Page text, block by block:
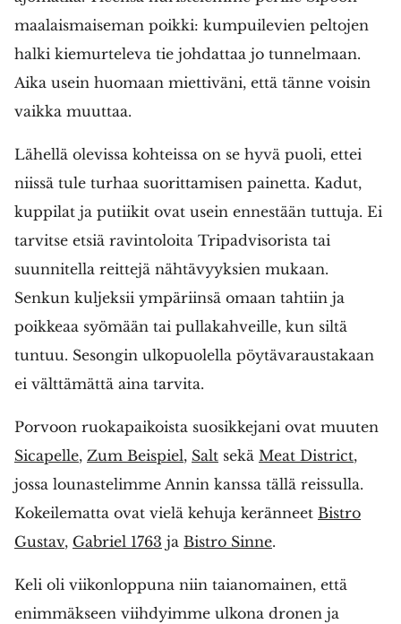
maalaismaiseman poikki: kumpuilevien peltojen
halki kiemurteleva tie johdattaa jo tunnelmaan.
Aika usein huomaan miettiväni, että tänne voisin
vaikka muuttaa.
Lähellä olevissa kohteissa on se hyvä puoli, ettei
niissä tule turhaa suorittamisen painetta. Kadut,
kuppilat ja putiikit ovat usein ennestään tuttuja. Ei
tarvitse etsiä ravintoloita Tripadvisorista tai
suunnitella reittejä nähtävyyksien mukaan.
Senkun kuljeksii ympäriinsä omaan tahtiin ja
poikkeaa syömään tai pullakahveille, kun siltä
tuntuu. Sesongin ulkopuolella pöytävaraustakaan
ei välttämättä aina tarvita.
Porvoon ruokapaikoista suosikkejani ovat muuten
Sicapelle, Zum Beispiel, Salt sekä Meat District,
jossa lounastelimme Annin kanssa tällä reissulla.
Kokeilematta ovat vielä kehuja keränneet Bistro
Gustav, Gabriel 1763 ja Bistro Sinne.
Keli oli viikonloppuna niin taianomainen, että
enimmäkseen viihdyimme ulkona dronen ja